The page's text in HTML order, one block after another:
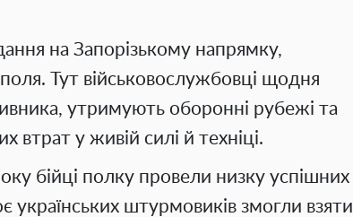
на Запорізькому напрямку,
Тут військовослужбовці щодня
утримують оборонні рубежі та
втрат у живій силі й техніці.
бійці полку провели низку успішних
українських штурмовиків змогли взяти